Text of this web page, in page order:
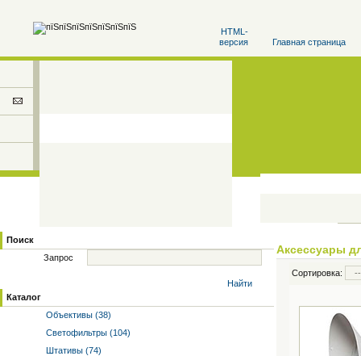
HTML-
версия
Главная страница
Поиск
Запрос
Найти
Каталог
Объективы (38)
Светофильтры (104)
Штативы (74)
Аксессуары
Сортировка: